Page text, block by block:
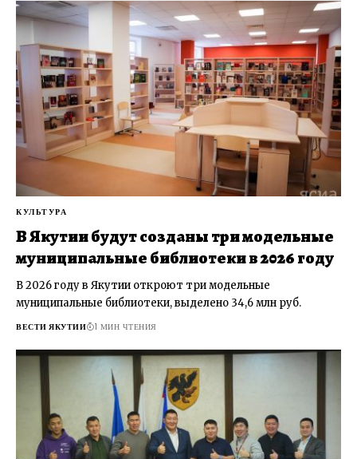
КУЛЬТУРА
В Якутии будут созданы три модельные
муниципальные библиотеки в 2026 году
В 2026 году в Якутии откроют три модельные
муниципальные библиотеки, выделено 34,6 млн руб.
ВЕСТИ ЯКУТИИ 1 МИН ЧТЕНИЯ